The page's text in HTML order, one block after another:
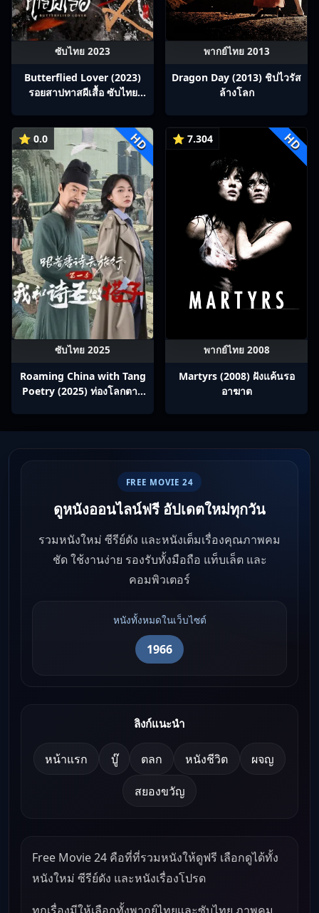
ซับไทย 2023
Butterflied Lover (2023)
รอยสาปทาสผีเสื้อ ซับไทย
พากย์ไทย 2013
Dragon Day (2013) ชิปไวรัส
ล้างโลก
⭐ 0.0 HD
ซับไทย 2025
Roaming China with Tang
Poetry (2025) ท่องโลกตาม
Ep1-12
⭐ 7.304 HD
พากย์ไทย 2008
Martyrs (2008) ฝังแค้นรอ
อาฆาต
FREE MOVIE 24
ดูหนังออนไลน์ฟรี อัปเดตใหม่ทุกวัน
รวมหนังใหม่ ซีรีย์ดัง และหนังเต็มเรื่องคุณภาพคม
ชัด ใช้งานง่าย รองรับทั้งมือถือ แท็บเล็ต และ
คอมพิวเตอร์
หนังทั้งหมดในเว็บไซต์
1966
ลิงก์แนะนำ
หน้าแรก บู๊ ตลก หนังชีวิต ผจญ
สยองขวัญ
Free Movie 24 คือที่ที่รวมหนังให้ดูฟรี เลือกดูได้ทั้ง
หนังใหม่ ซีรีย์ดัง และหนังเรื่องโปรด